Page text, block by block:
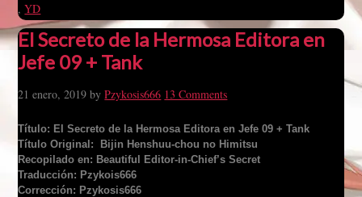
,YD
El Secreto de la Hermosa Editora en
Jefe 09 + Tank
21 enero, 2019 byPzykosis666 13 Comments
Título: El Secreto de la Hermosa Editora en Jefe 09 + Tank
Título Original: Bijin Henshuu-chou no Himitsu
Recopilado en: Beautiful Editor-in-Chief’s Secret
Traducción: Pzykois666
Corrección: Pzykosis666